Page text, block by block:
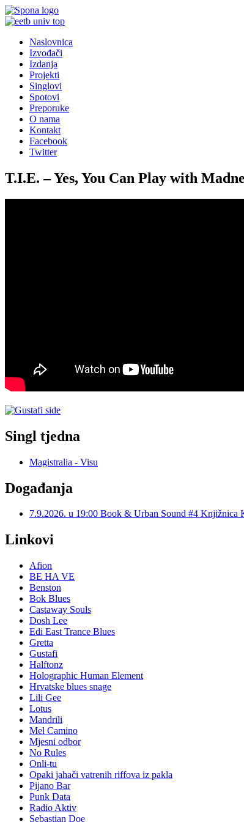
Naslovnica
Izvođači
Izdanja
Projekti
Singlovi
Spotovi
Preporuke
O nama
Kontakt
Facebook
Twitter
T.I.E. – Yes, You Can Play with
Singl tjedna
Magistralia - Visu
Događanja
7.9.2026. u 19:00 Book & Urban Sound #4
Linkovi
Afion
BE HA VE
Benston
Bok Blues
Castaway Souls
Dosh Lee
Edi East Trance Blues
Gretta
Gustafi
Halftonz
Holographic Human Element
Hrvatske blues snage
Lili Gee
Lotus
Mandrili
Mel Camino
Mjesni odbor
No Rules
Onli-tu
Opaki jahači vatrenih riffova iz pakla
Pijano Bar
Punk Data
Radio Aktiv
Sebastian Doe